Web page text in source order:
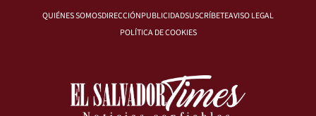
QUIÉNES SOMOSDIRECCIÓNPUBLICIDADSUSCRÍBETEAVISO LEGAL
POLÍTICA DE COOKIES